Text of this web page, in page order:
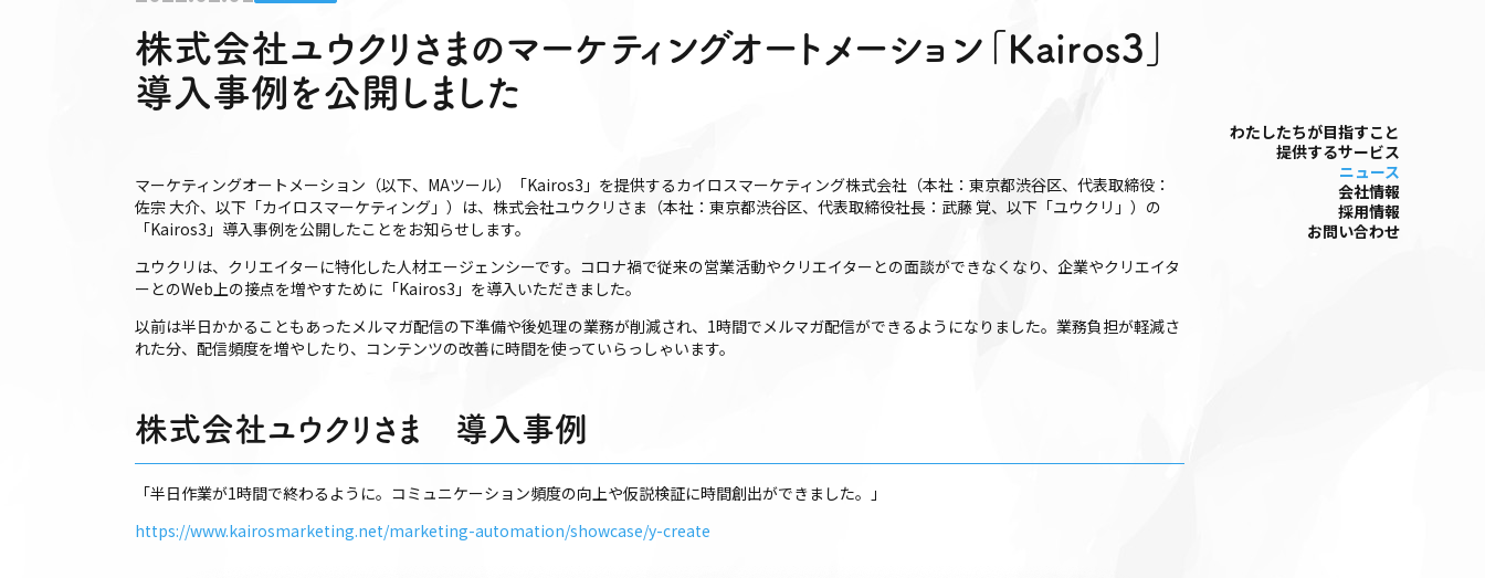
株式会社ユウクリさまのマーケティングオートメーション「Kairos3」
導入事例を公開しました
マーケティングオートメーション（以下、MAツール）「Kairos3」を提供するカイロスマーケティング株式会社（本社：東京都渋谷区、代表取締役：
佐宗 大介、以下「カイロスマーケティング」）は、株式会社ユウクリさま（本社：東京都渋谷区、代表取締役社長：武藤 覚、以下「ユウクリ」）の
「Kairos3」導入事例を公開したことをお知らせします。
ユウクリは、クリエイターに特化した人材エージェンシーです。コロナ禍で従来の営業活動やクリエイターとの面談ができなくなり、企業やクリエイタ
ーとのWeb上の接点を増やすために「Kairos3」を導入いただきました。
以前は半日かかることもあったメルマガ配信の下準備や後処理の業務が削減され、1時間でメルマガ配信ができるようになりました。業務負担が軽減さ
れた分、配信頻度を増やしたり、コンテンツの改善に時間を使っていらっしゃいます。
株式会社ユウクリさま 導入事例
「半日作業が1時間で終わるように。コミュニケーション頻度の向上や仮説検証に時間創出ができました。」
https://www.kairosmarketing.net/marketing-automation/showcase/y-create
わたしたちが⽬指すこと
提供するサービス
ニュース
会社情報
採⽤情報
お問い合わせ